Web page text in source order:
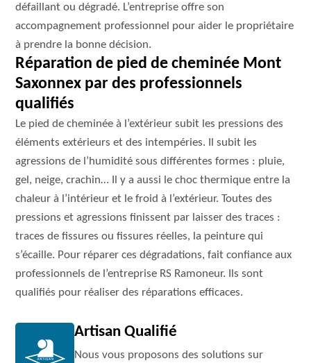
défaillant ou dégradé. L’entreprise offre son
accompagnement professionnel pour aider le propriétaire
à prendre la bonne décision.
Réparation de pied de cheminée Mont
Saxonnex par des professionnels
qualifiés
Le pied de cheminée à l’extérieur subit les pressions des
éléments extérieurs et des intempéries. Il subit les
agressions de l’humidité sous différentes formes : pluie,
gel, neige, crachin… Il y a aussi le choc thermique entre la
chaleur à l’intérieur et le froid à l’extérieur. Toutes des
pressions et agressions finissent par laisser des traces :
traces de fissures ou fissures réelles, la peinture qui
s’écaille. Pour réparer ces dégradations, fait confiance aux
professionnels de l’entreprise RS Ramoneur. Ils sont
qualifiés pour réaliser des réparations efficaces.
Artisan Qualifié
Nous vous proposons des solutions sur